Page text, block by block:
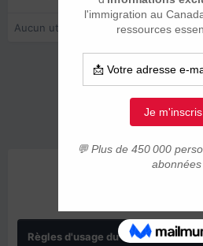
Aucun utilisateur enregistré regarde
Règles d'usage du forum